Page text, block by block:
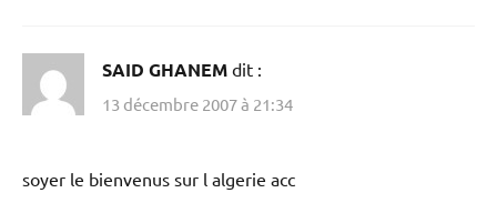
SAID GHANEM dit :
13 décembre 2007 à 21:34
soyer le bienvenus sur l algerie acc